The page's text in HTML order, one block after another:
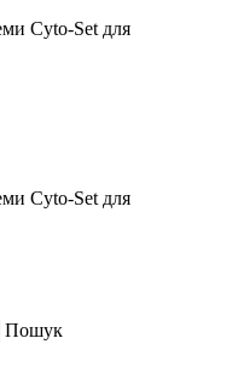
Пошук